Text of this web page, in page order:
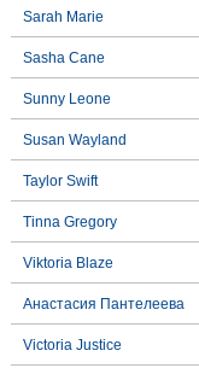
Sarah Marie
Sasha Cane
Sunny Leone
Susan Wayland
Taylor Swift
Tinna Gregory
Viktoria Blaze
Анастасия Пантелеева
Victoria Justice